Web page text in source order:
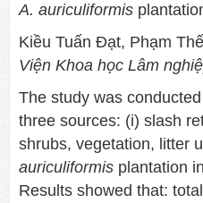
A. auriculiformis
Kiều Tuấn Đạt, Phạm
Viện Khoa học Lâm
The study was
three sources: (i) slash
shrubs, vegetation, litter
auriculiformis plantation
Results showed that: